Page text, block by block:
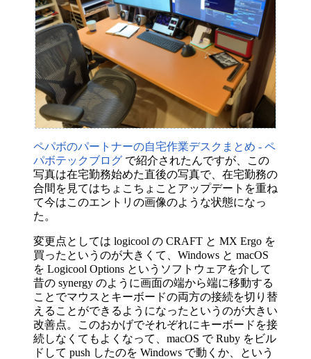
ペパボのパートナーの自宅作業デスクまとめ - ペ
パボテックブログ で紹介されたんですが、この
写真は在宅勤務始めた直後の写真で、在宅勤務の
合間を見てはちょこちょことアップデートを重ね
て今はこのエントリの画像のような状態になっ
た。
変更点としては logicool の CRAFT と MX Ergo を
買ったというのが大きくて、Windows と macOS
を Logicool Options というソフトウェアを介して
昔の synergy のように画面の端から端に移動する
ことでマウスとキーボードの両方の接続を切り替
えることができるようになったというのが大きい
改善点。このおかげでそれぞれにキーボードを接
続しなくてもよくなって、macOS で Ruby をビル
ドして push したのを Windows で動くか、という